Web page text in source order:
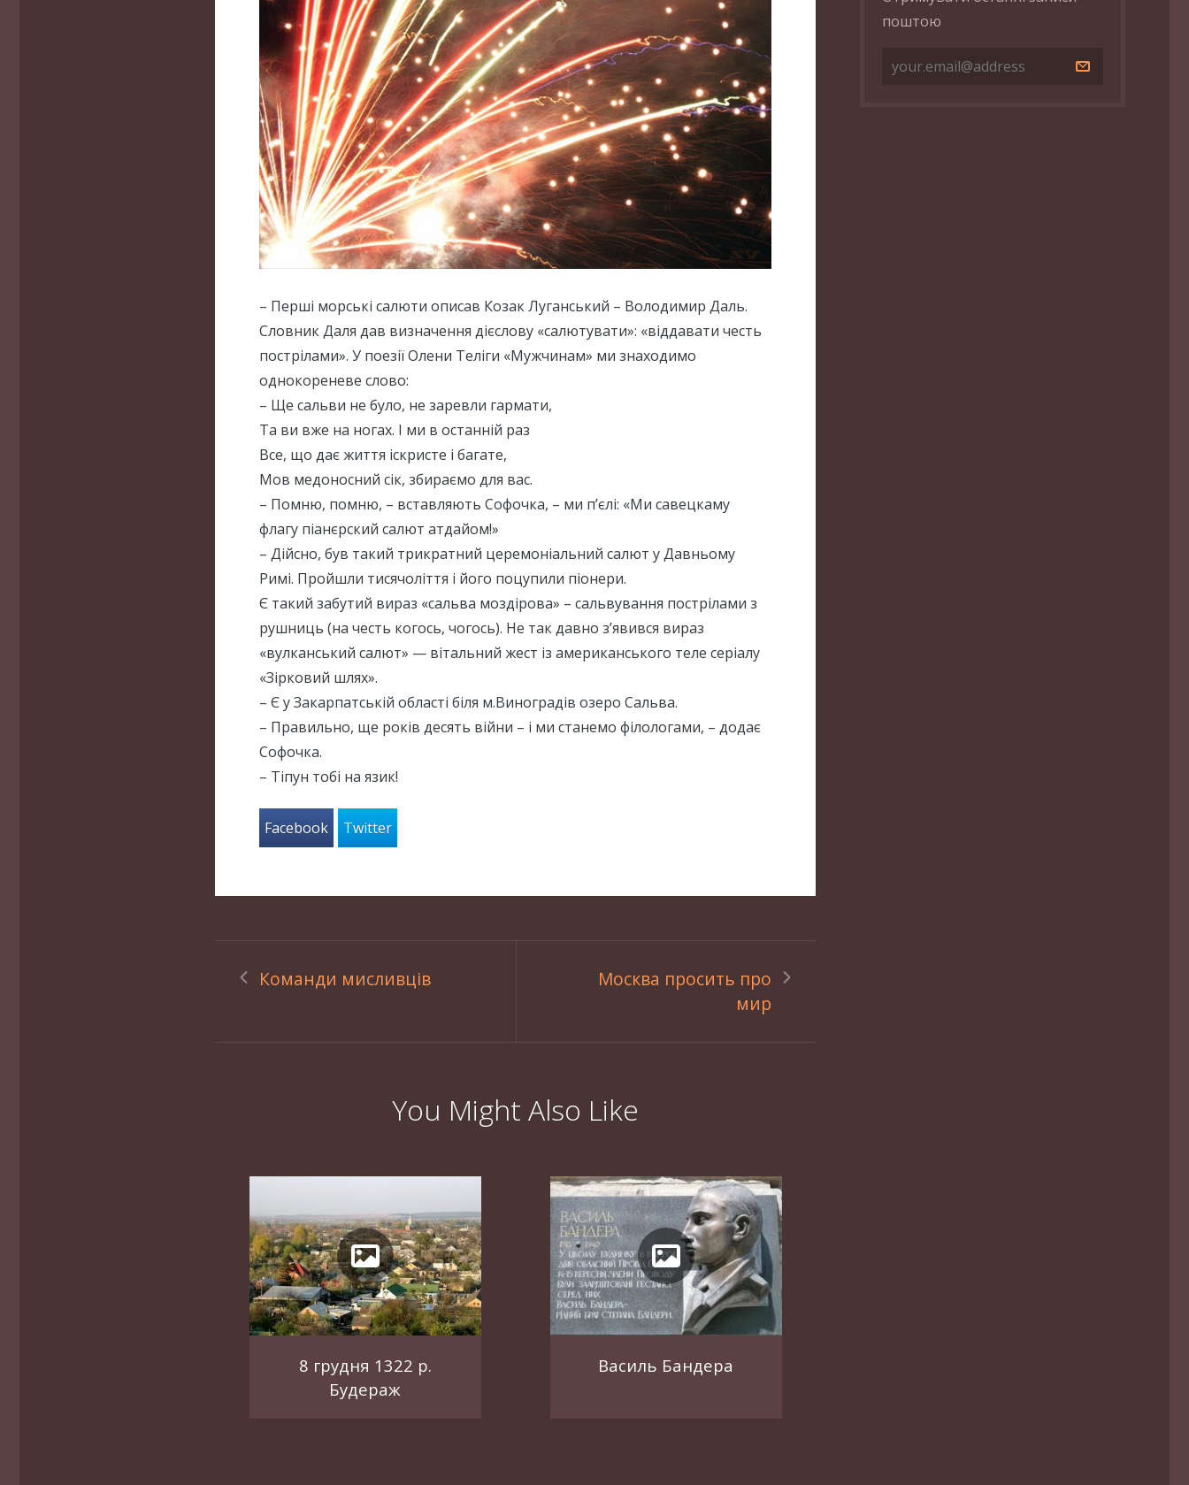
– Перші морські салюти описав Козак Луганський – Володимир Даль.
Словник Даля дав визначення дієслову «салютувати»: «віддавати честь
пострілами». У поезії Олени Теліги «Мужчинам» ми знаходимо
однокореневе слово:
– Ще сальви не було, не заревли гармати,
Та ви вже на ногах. І ми в останній раз
Все, що дає життя іскристе і багате,
Мов медоносний сік, збираємо для вас.
– Помню, помню, – вставляють Софочка, – ми п’єлі: «Ми савецкаму
флагу піанєрский салют атдайом!»
– Дійсно, був такий трикратний церемоніальний салют у Давньому
Римі. Пройшли тисячоліття і його поцупили піонери.
Є такий забутий вираз «сальва моздірова» – сальвування пострілами з
рушниць (на честь когось, чогось). Не так давно з’явився вираз
«вулканський салют» — вітальний жест із американського теле серіалу
«Зірковий шлях».
– Є у Закарпатській області біля м.Виноградів озеро Сальва.
– Правильно, ще років десять війни – і ми станемо філологами, – додає
Софочка.
– Тіпун тобі на язик!
Facebook Twitter
Команди мисливців
Москва просить про
мир
You Might Also Like
8 грудня 1322 р.
Будераж
Василь Бандера
поштою